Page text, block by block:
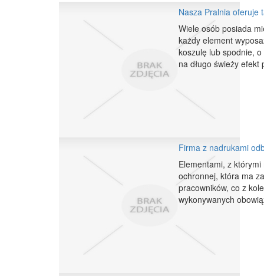
Nasza Pralnia oferuje
Wiele osób posiada
każdy element
koszulę lub spodnie,
na długo świeży
Firma z nadrukami
Elementami, z
ochronnej, która ma
pracowników, co z
wykonywanych